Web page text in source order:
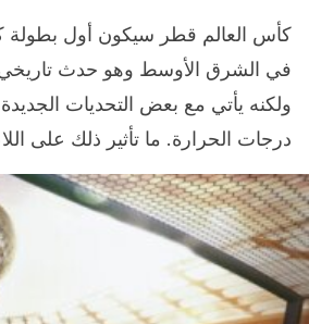
كأس العالم قطر سيكون أول بطولة
في الشرق الأوسط وهو حدث تاريخي
ولكنه يأتي مع بعض التحديات الجديدة
درجات الحرارة. ما تأثير ذلك على